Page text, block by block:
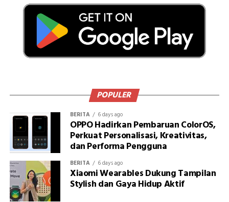
POPULER
BERITA 6 days ago
OPPO Hadirkan Pembaruan ColorOS,
Perkuat Personalisasi, Kreativitas,
dan Performa Pengguna
BERITA 6 days ago
Xiaomi Wearables Dukung Tampilan
Stylish dan Gaya Hidup Aktif